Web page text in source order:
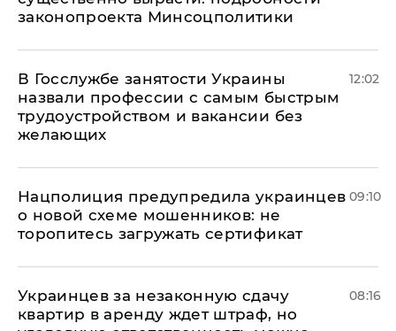
законопроекта Минсоцполитики
В Госслужбе занятости Украины
назвали профессии с самым быстрым
трудоустройством и вакансии без
желающих
12:02
Нацполиция предупредила украинцев
о новой схеме мошенников: не
торопитесь загружать сертификат
09:10
Украинцев за незаконную сдачу
квартир в аренду ждет штраф, но
08:16